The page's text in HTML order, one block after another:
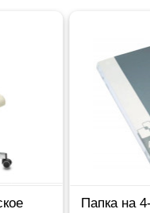
Папка на